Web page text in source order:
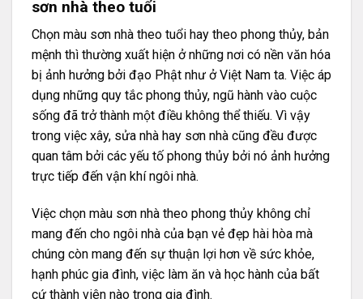
sơn nhà theo tuổi
Chọn màu sơn nhà theo tuổi hay theo phong thủy, bản
mệnh thì thường xuất hiện ở những nơi có nền văn hóa
bị ảnh hưởng bởi đạo Phật như ở Việt Nam ta. Việc áp
dụng những quy tắc phong thủy, ngũ hành vào cuộc
sống đã trở thành một điều không thể thiếu. Vì vậy
trong việc xây, sửa nhà hay sơn nhà cũng đều được
quan tâm bởi các yếu tố phong thủy bởi nó ảnh hưởng
trực tiếp đến vận khí ngôi nhà.
Việc chọn màu sơn nhà theo phong thủy không chỉ
mang đến cho ngôi nhà của bạn vẻ đẹp hài hòa mà
chúng còn mang đến sự thuận lợi hơn về sức khỏe,
hạnh phúc gia đình, việc làm ăn và học hành của bất
cứ thành viên nào trong gia đình.